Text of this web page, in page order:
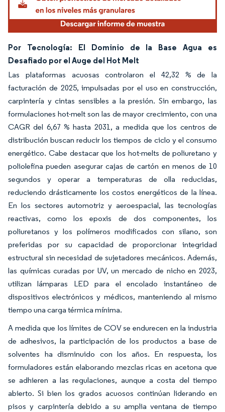
Por Tecnología: El Dominio de la Base Agua es
Desafiado por el Auge del Hot Melt
Las plataformas acuosas controlaron el 42,32 % de la
facturación de 2025, impulsadas por el uso en construcción,
carpintería y cintas sensibles a la presión. Sin embargo, las
formulaciones hot-melt son las de mayor crecimiento, con una
CAGR del 6,67 % hasta 2031, a medida que los centros de
distribución buscan reducir los tiempos de ciclo y el consumo
energético. Cabe destacar que los hot-melts de poliuretano y
poliolefina pueden asegurar cajas de cartón en menos de 10
segundos y operar a temperaturas de olla reducidas,
reduciendo drásticamente los costos energéticos de la línea.
En los sectores automotriz y aeroespacial, las tecnologías
reactivas, como los epoxis de dos componentes, los
poliuretanos y los polímeros modificados con silano, son
preferidas por su capacidad de proporcionar integridad
estructural sin necesidad de sujetadores mecánicos. Además,
las químicas curadas por UV, un mercado de nicho en 2023,
utilizan lámparas LED para el encolado instantáneo de
dispositivos electrónicos y médicos, manteniendo al mismo
tiempo una carga térmica mínima.
A medida que los límites de COV se endurecen en la industria
de adhesivos, la participación de los productos a base de
solventes ha disminuido con los años. En respuesta, los
formuladores están elaborando mezclas ricas en acetona que
se adhieren a las regulaciones, aunque a costa del tiempo
abierto. Si bien los grados acuosos continúan liderando en
pisos y carpintería debido a su amplia ventana de tiempo